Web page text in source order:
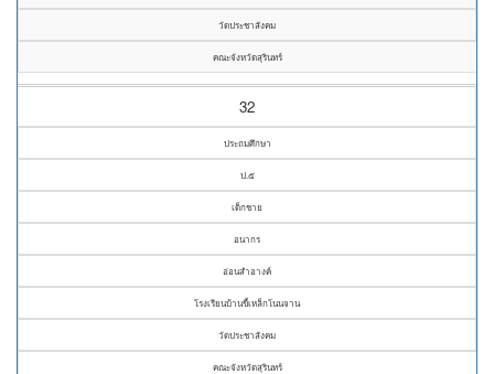
วัดประชาสังคม
คณะจังหวัดสุรินทร์
32
ประถมศึกษา
ป.๕
เด็กชาย
อนากร
อ่อนสำอางค์
โรงเรียนบ้านขี้เหล็กโนนจาน
วัดประชาสังคม
คณะจังหวัดสุรินทร์